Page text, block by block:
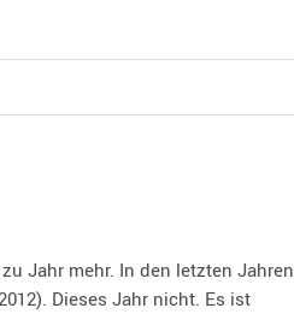
Jahr mehr. In den letzten Jahren
Dieses Jahr nicht. Es ist